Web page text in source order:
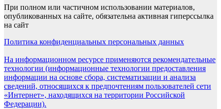
При полном или частичном использовании материалов,
опубликованных на сайте, обязательна активная гиперссылка
на сайт
Политика конфиденциальных персональных данных
На информационном ресурсе применяются рекомендательные
технологии (информационные технологии предоставления
информации на основе сбора, систематизации и анализа
сведений, относящихся к предпочтениям пользователей сети
«Интернет», находящихся на территории Российской
Федерации).